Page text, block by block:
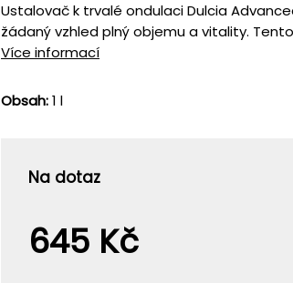
Ustalovač k trvalé ondulaci Dulcia
žádaný vzhled plný objemu a vitality.
Více informací
Obsah:1 l
Na dotaz
645 Kč